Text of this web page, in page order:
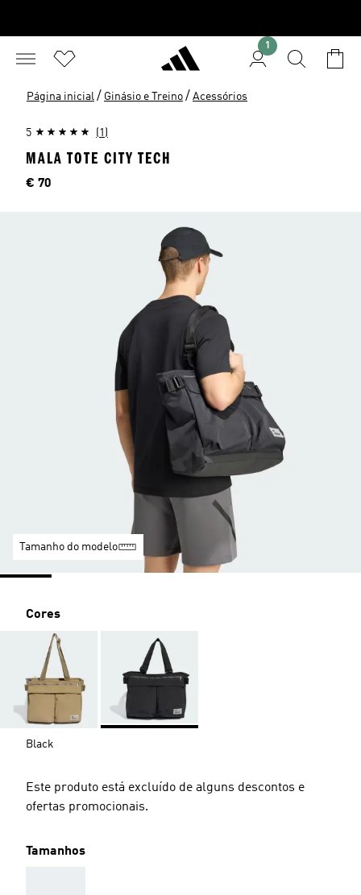
1
Página inicial / Ginásio e Treino / Acessórios
5 (1)
MALA TOTE CITY TECH
Preço
€ 70
Tamanho do modelo
Cores
Black
Este produto está excluído de alguns descontos e
ofertas promocionais.
Tamanhos